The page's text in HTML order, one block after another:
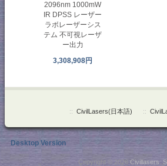
2096nm 1000mW
IR DPSS レーザー
ラボレーザーシス
テム 不可視レーザ
ー出力
3,308,908円
:: CivilLasers(日本語) ::
Desktop Version
Copyright © 2026 Civillasers